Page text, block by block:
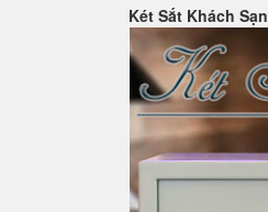
Két Sắt Khách Sạn